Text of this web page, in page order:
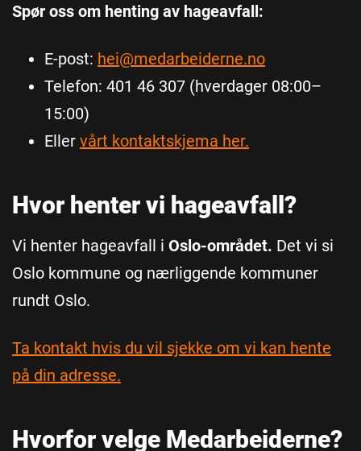
Spør oss om henting av hageavfall:
E-post: hei@medarbeiderne.no
Telefon: 401 46 307 (hverdager 08:00–
15:00)
Eller vårt kontaktskjema her.
Hvor henter vi hageavfall?
Vi henter hageavfall i Oslo-området. Det vi si
Oslo kommune og nærliggende kommuner
rundt Oslo.
Ta kontakt hvis du vil sjekke om vi kan hente
på din adresse.
Hvorfor velge Medarbeiderne?